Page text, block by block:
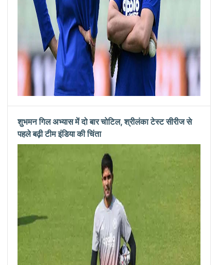
शुभमन गिल अभ्यास में दो बार चोटिल, श्रीलंका टेस्ट सीरीज से
पहले बढ़ी टीम इंडिया की चिंता